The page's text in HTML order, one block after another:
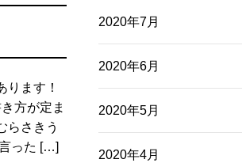
ります！
方が定ま
らさきう
った […]
2020年7月
2020年6月
2020年5月
2020年4月